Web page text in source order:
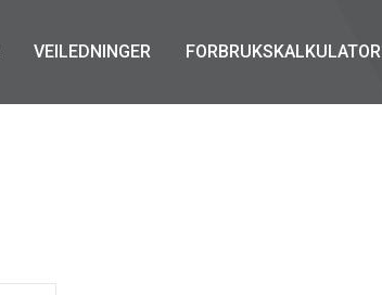
VEILEDNINGER FORBRUKSKALKULATOR